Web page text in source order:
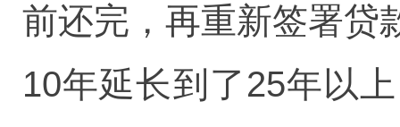
前还完，再重新签署贷
10年延长到了25年以